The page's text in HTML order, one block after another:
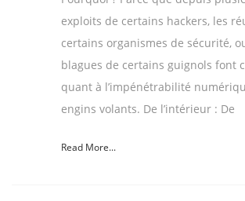
exploits de certains hackers, les
certains organismes de sécurité,
blagues de certains guignols font
quant à l’impénétrabilité
engins volants. De l’intérieur : De
Read More...